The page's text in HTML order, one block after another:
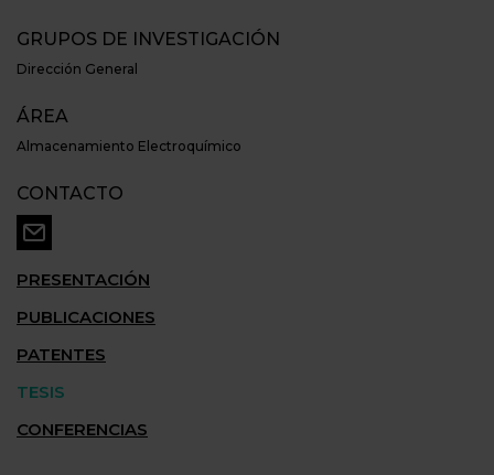
GRUPOS DE INVESTIGACIÓN
Dirección General
ÁREA
Almacenamiento Electroquímico
CONTACTO
PRESENTACIÓN
PUBLICACIONES
PATENTES
TESIS
CONFERENCIAS